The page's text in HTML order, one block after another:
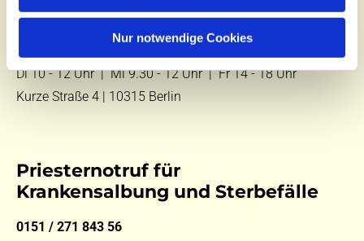
Nur notwendige Cookies
E-Mail:kontakt@st-hildegard-von-bingen.de
Di 10 - 12 Uhr |Mi 9.30 - 12 Uhr |Fr 14 - 18 Uhr
Kurze Straße 4 | 10315 Berlin
Priesternotruf für
Krankensalbung und Sterbefälle
0151 / 271 843 56